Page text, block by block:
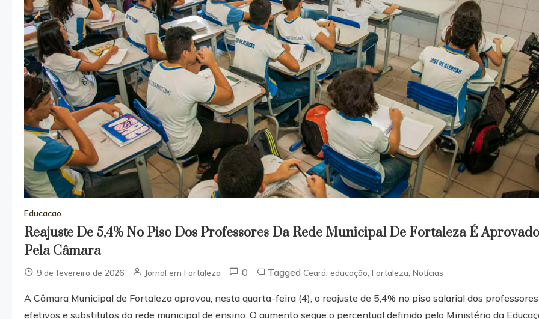
Educacao
Reajuste De 5,4% No Piso Dos Professores Da Rede Municipal De Fortaleza É Aprovado
Pela Câmara
9 de fevereiro de 2026 Jornal em Fortaleza 0 Tagged Ceará, educação, Fortaleza, Notícias
A Câmara Municipal de Fortaleza aprovou, nesta quarta-feira (4), o reajuste de 5,4% no piso salarial dos professores
efetivos e substitutos da rede municipal de ensino. O aumento segue o percentual definido pelo Ministério da